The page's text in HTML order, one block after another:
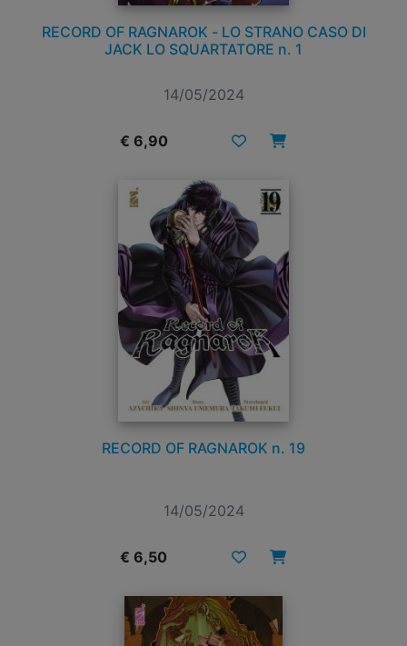
RECORD OF RAGNAROK - LO STRANO CASO DI
JACK LO SQUARTATORE n. 1
14/05/2024
€ 6,90
RECORD OF RAGNAROK n. 19
14/05/2024
€ 6,50